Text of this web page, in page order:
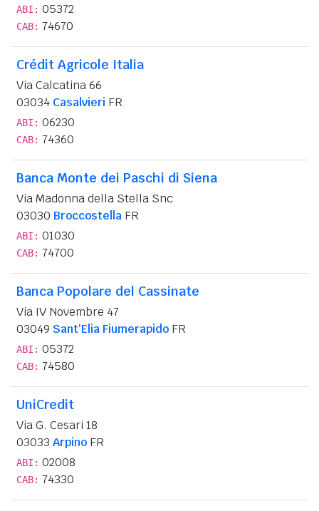
ABI: 05372
CAB: 74670
Crédit Agricole Italia
Via Calcatina 66
03034 Casalvieri FR
ABI: 06230
CAB: 74360
Banca Monte dei Paschi di Siena
Via Madonna della Stella Snc
03030 Broccostella FR
ABI: 01030
CAB: 74700
Banca Popolare del Cassinate
Via IV Novembre 47
03049 Sant'Elia Fiumerapido FR
ABI: 05372
CAB: 74580
UniCredit
Via G. Cesari 18
03033 Arpino FR
ABI: 02008
CAB: 74330